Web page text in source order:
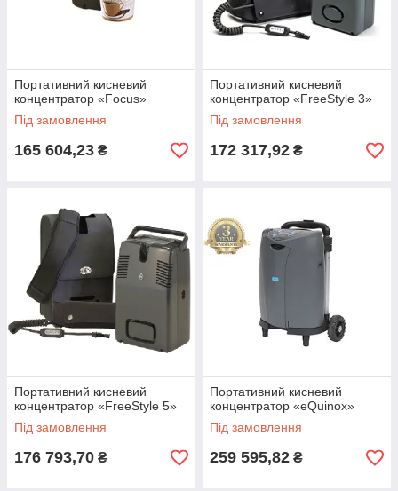
Портативний кисневий
концентратор «Focus»
Під замовлення
165 604,23 ₴
Портативний кисневий
концентратор «FreeStyle 3»
Під замовлення
172 317,92 ₴
Портативний кисневий
концентратор «FreeStyle 5»
Під замовлення
176 793,70 ₴
Портативний кисневий
концентратор «eQuinox»
Під замовлення
259 595,82 ₴